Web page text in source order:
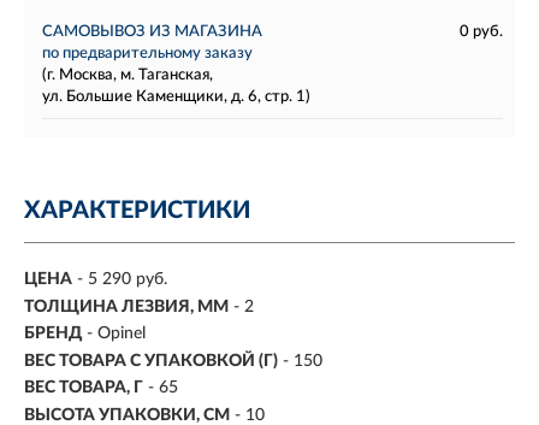
САМОВЫВОЗ ИЗ МАГАЗИНА
0 руб.
по предварительному заказу
(г. Москва, м. Таганская,
ул. Большие Каменщики, д. 6, стр. 1)
ХАРАКТЕРИСТИКИ
ЦЕНА - 5 290 руб.
ТОЛЩИНА ЛЕЗВИЯ, ММ - 2
БРЕНД - Opinel
ВЕС ТОВАРА С УПАКОВКОЙ (Г) - 150
ВЕС ТОВАРА, Г - 65
ВЫСОТА УПАКОВКИ, СМ - 10